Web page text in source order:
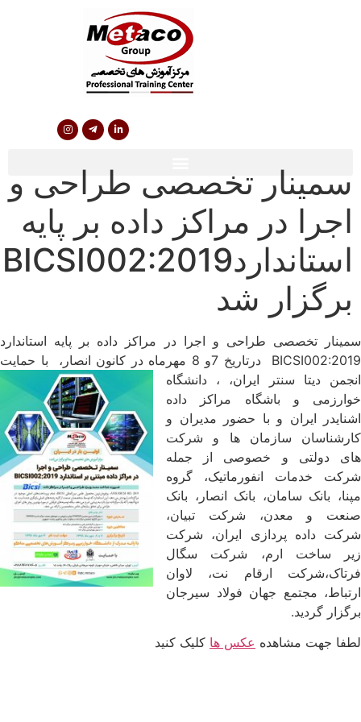
سمینار تخصصی طراحی و
اجرا در مراکز داده بر پایه
استانداردBICSI002:2019
برگزار شد
سمینار تخصصی طراحی و اجرا در مراکز داده بر پایه استاندارد
BICSI002:2019 درتاریخ 7و 8 مهرماه در کانون انصار، با حمایت
انجمن دیتا سنتر ایران، ، دانشگاه
خوارزمی و باشگاه مراکز داده
اشنایدر ایران و با حضور مدیران و
کارشناسان سازمان ها و شرکت
های دولتی و خصوصی از جمله
شرکت خدمات انفورماتیک، گروه
مپنا، بانک سامان، بانک انصار، بانک
صنعت و معدن، شرکت تبیان،
شرکت داده پردازی ایران، شرکت
زیر ساخت ارم، شرکت سگال
فرتاک،شرکت ارقام نت، لاوان
ارتباط، مجتمع جهان فولاد سیرجان
برگزار گردید.
لطفا جهت مشاهده عکس ها کلیک کنید